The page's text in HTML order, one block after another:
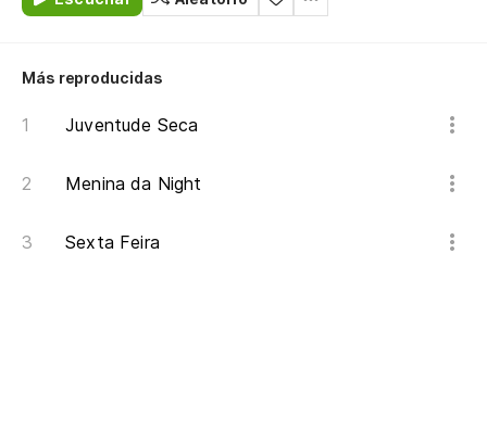
Más reproducidas
Juventude Seca
Menina da Night
Sexta Feira